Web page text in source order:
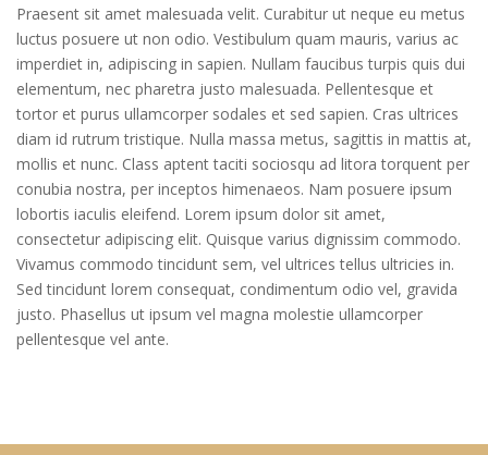
Praesent sit amet malesuada velit. Curabitur ut neque eu metus
luctus posuere ut non odio. Vestibulum quam mauris, varius ac
imperdiet in, adipiscing in sapien. Nullam faucibus turpis quis dui
elementum, nec pharetra justo malesuada. Pellentesque et
tortor et purus ullamcorper sodales et sed sapien. Cras ultrices
diam id rutrum tristique. Nulla massa metus, sagittis in mattis at,
mollis et nunc. Class aptent taciti sociosqu ad litora torquent per
conubia nostra, per inceptos himenaeos. Nam posuere ipsum
lobortis iaculis eleifend. Lorem ipsum dolor sit amet,
consectetur adipiscing elit. Quisque varius dignissim commodo.
Vivamus commodo tincidunt sem, vel ultrices tellus ultricies in.
Sed tincidunt lorem consequat, condimentum odio vel, gravida
justo. Phasellus ut ipsum vel magna molestie ullamcorper
pellentesque vel ante.